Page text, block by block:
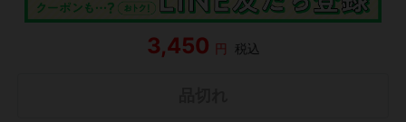
3,450 円 税込